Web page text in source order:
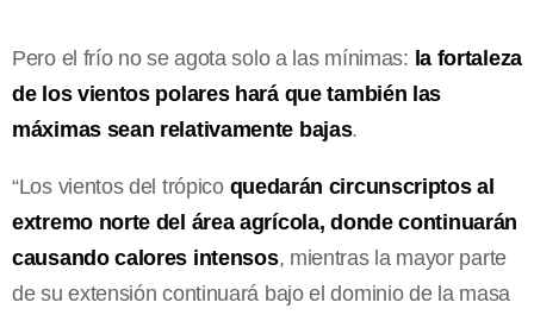
Pero el frío no se agota solo a las mínimas: la fortaleza
de los vientos polares hará que también las
máximas sean relativamente bajas.
“Los vientos del trópico quedarán circunscriptos al
extremo norte del área agrícola, donde continuarán
causando calores intensos, mientras la mayor parte
de su extensión continuará bajo el dominio de la masa